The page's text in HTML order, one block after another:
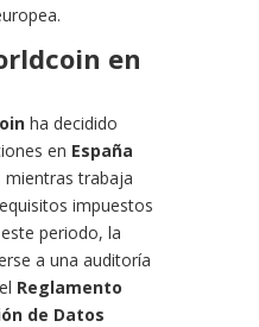
en
ha decidido
en España
mientras trabaja
impuestos
periodo, la
a una auditoría
Reglamento
de Datos